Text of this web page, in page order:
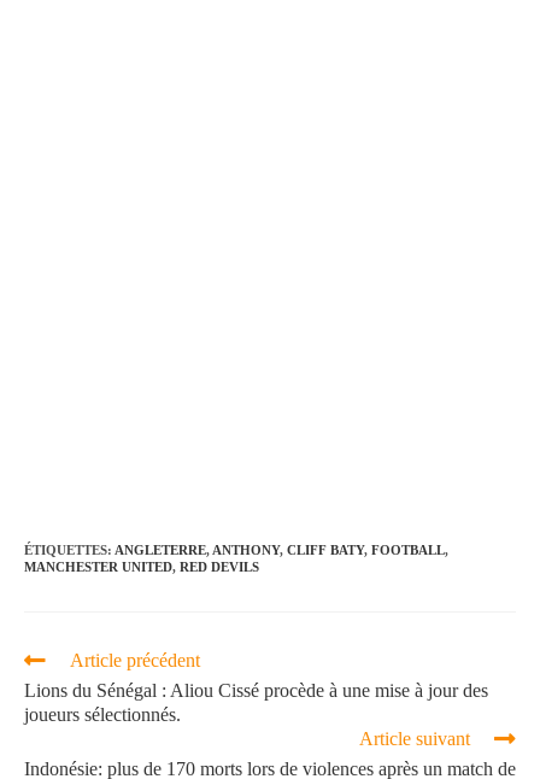
ÉTIQUETTES: ANGLETERRE, ANTHONY, CLIFF BATY, FOOTBALL,
MANCHESTER UNITED, RED DEVILS
Article précédent
Lions du Sénégal : Aliou Cissé procède à une mise à jour des
joueurs sélectionnés.
Article suivant
Indonésie: plus de 170 morts lors de violences après un match de